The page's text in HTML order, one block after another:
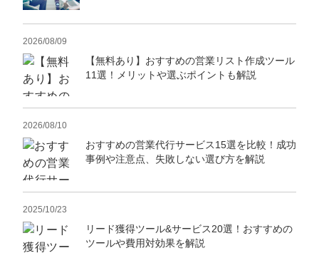
2026/08/09
【無料あり】おすすめの営業リスト作成ツール
11選！メリットや選ぶポイントも解説
2026/08/10
おすすめの営業代行サービス15選を比較！成功
事例や注意点、失敗しない選び方を解説
2025/10/23
リード獲得ツール&サービス20選！おすすめの
ツールや費用対効果を解説